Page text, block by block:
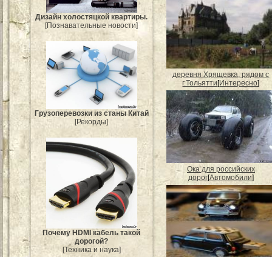
Дизайн холостяцкой квартиры.
[Познавательные новости]
Грузоперевозки из станы Китай
[Рекорды]
Почему HDMI кабель такой
дорогой?
[Техника и наука]
деревня Хрящевка, рядом с
г.Тольятти [Интересно]
Ока для российских
дорог[Автомобили]